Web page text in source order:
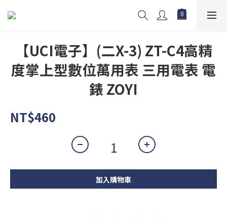
【UCI電子】(二X-3) ZT-C4高精
度掌上型數位萬用表 三用電表 電
錶 ZOYI
NT$460
加入購物車